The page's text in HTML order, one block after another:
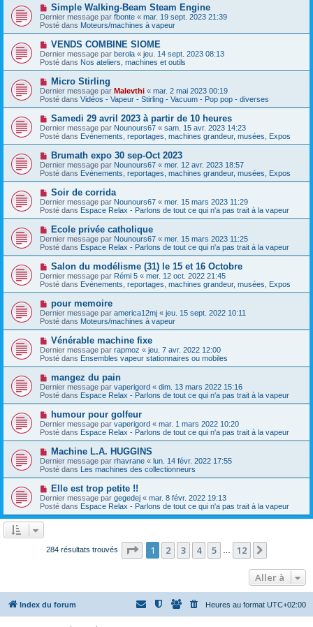
s
a
g
e
u
m
e
s
s
g
e
N
o
u
v
e
u
m
e
s
a
g
e
Simple Walking-Beam Steam Engine
Dernier message par fbonte « mar. 19 sept. 2023 21:39
Posté dans Moteurs/machines à vapeur
N
o
u
v
e
a
u
m
e
s
s
a
g
e
VENDS COMBINE SIOME
Dernier message par berola « jeu. 14 sept. 2023 08:13
Posté dans Nos ateliers, machines et outils
N
o
u
v
e
a
u
m
e
s
a
g
e
Micro Stirling
Dernier message par Malevthi « mar. 2 mai 2023 00:19
Posté dans Vidéos - Vapeur - Stirling - Vacuum - Pop pop - diverses
N
o
u
v
e
a
u
m
e
s
s
a
g
e
Samedi 29 avril 2023 à partir de 10 heures
Dernier message par Nounours67 « sam. 15 avr. 2023 14:23
Posté dans Evénements, reportages, machines grandeur, musées, Expos
N
o
u
v
e
a
u
m
e
s
a
g
e
Brumath expo 30 sep-Oct 2023
Dernier message par Nounours67 « mer. 12 avr. 2023 18:57
Posté dans Evénements, reportages, machines grandeur, musées, Expos
N
o
u
v
e
a
u
m
e
s
s
a
g
Soir de corrida
Dernier message par Nounours67 « mer. 15 mars 2023 11:29
Posté dans Espace Relax - Parlons de tout ce qui n'a pas trait à la vapeur
N
o
u
v
e
a
u
m
e
s
s
a
g
e
Ecole privée catholique
Dernier message par Nounours67 « mer. 15 mars 2023 11:25
Posté dans Espace Relax - Parlons de tout ce qui n'a pas trait à la vapeur
N
o
u
v
u
m
e
s
s
a
g
Salon du modélisme (31) le 15 et 16 Octobre
Dernier message par Rémi 5 « mer. 12 oct. 2022 21:45
Posté dans Evénements, reportages, machines grandeur, musées, Expos
N
o
u
v
e
u
m
e
s
s
a
g
e
pour memoire
Dernier message par america12mj « jeu. 15 sept. 2022 10:11
Posté dans Moteurs/machines à vapeur
N
o
u
v
a
u
m
e
s
a
g
e
Vénérable machine fixe
Dernier message par rapmoz « jeu. 7 avr. 2022 12:00
Posté dans Ensembles vapeur stationnaires ou mobiles
N
o
u
v
e
a
u
m
e
s
a
g
e
mangez du pain
Dernier message par vaperigord « dim. 13 mars 2022 15:16
Posté dans Espace Relax - Parlons de tout ce qui n'a pas trait à la vapeur
N
o
u
v
e
a
u
m
e
s
a
g
e
humour pour golfeur
Dernier message par vaperigord « mar. 1 mars 2022 10:20
Posté dans Espace Relax - Parlons de tout ce qui n'a pas trait à la vapeur
N
o
u
v
e
a
u
m
e
g
Machine L.A. HUGGINS
Dernier message par rhavrane « lun. 14 févr. 2022 17:55
Posté dans Les machines des collectionneurs
N
o
u
v
e
m
e
Elle est trop petite !!
Dernier message par gegedej « mar. 8 févr. 2022 19:13
Posté dans Espace Relax - Parlons de tout ce qui n'a pas trait à la vapeur
284 résultats trouvés Page 1sur
1 2 3 4 5 12
Aller à
Index du forum Heures au format UTC+02:00